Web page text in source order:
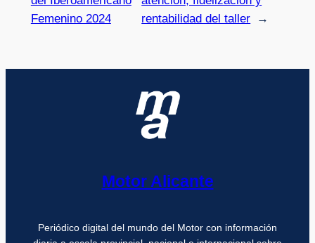
Femenino 2024
rentabilidad del taller
→
Motor Alicante
Periódico digital del mundo del Motor con información